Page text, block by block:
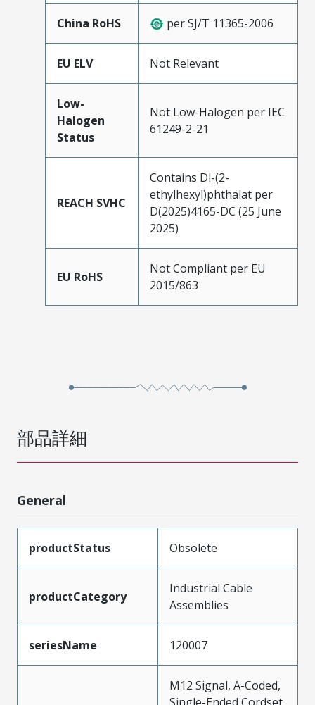
China RoHS per SJ/T 11365-2006
EU ELV Not Relevant
Low-
Halogen
Status
Not Low-Halogen per IEC
61249-2-21
REACH SVHC
Contains Di-(2-
ethylhexyl)phthalat per
D(2025)4165-DC (25 June
2025)
EU RoHS
Not Compliant per EU
2015/863
部品詳細
General
productStatus Obsolete
productCategory
Industrial Cable
Assemblies
seriesName 120007
M12 Signal, A-Coded,
Single-Ended Cordset,